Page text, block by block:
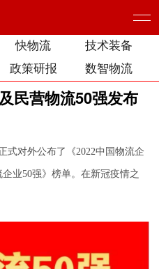
快物流
技术装备
政策研报 数智物流
民营物流50强发布
式对外公布了《2022中国物流企
业50强》榜单。在新冠疫情之